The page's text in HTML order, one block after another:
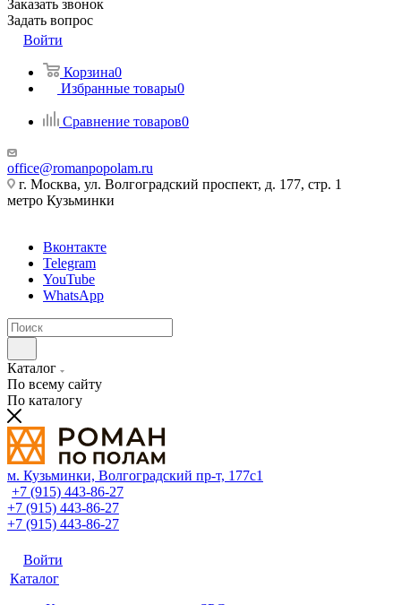
Заказать звонок
Задать вопрос
Войти
Корзина0
Избранные товары0
Сравнение товаров0
office@romanpopolam.ru
г. Москва, ул. Волгоградский проспект, д. 177, стр. 1
метро Кузьминки
Вконтакте
Telegram
YouTube
WhatsApp
Каталог
По всему сайту
По каталогу
м. Кузьминки, Волгоградский пр‑т, 177с1
+7 (915) 443-86-27
+7 (915) 443-86-27
+7 (915) 443-86-27
Войти
Каталог